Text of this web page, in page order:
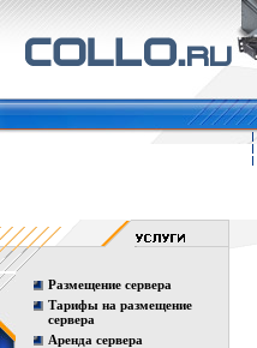
Размещение сервера
Тарифы на размещение
сервера
Аренда сервера